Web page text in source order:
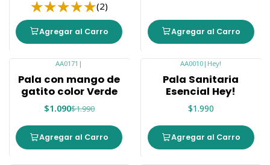
(2)
Agregar al Carro Agregar al Carro
AA0171 |
Pala con mango de
gatito color Verde
$1.090$1.990
Agregar al Carro
AA0010 | Hey!
Pala Sanitaria
Esencial Hey!
$1.990
Agregar al Carro